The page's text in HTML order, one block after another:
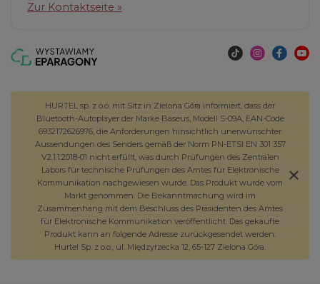
Zur Kontaktseite »
HURTEL sp. z o.o. mit Sitz in Zielona Góra informiert, dass der
Bluetooth-Autoplayer der Marke Baseus, Modell S-09A, EAN-Code
6932172626976, die Anforderungen hinsichtlich unerwünschter
Aussendungen des Senders gemäß der Norm PN-ETSI EN 301 357
V2.1.1:2018-01 nicht erfüllt, was durch Prüfungen des Zentralen
Labors für technische Prüfungen des Amtes für Elektronische
Kommunikation nachgewiesen wurde. Das Produkt wurde vom
Markt genommen. Die Bekanntmachung wird im
Zusammenhang mit dem Beschluss des Präsidenten des Amtes
für Elektronische Kommunikation veröffentlicht. Das gekaufte
Produkt kann an folgende Adresse zurückgesendet werden:
Hurtel Sp. z o.o., ul. Międzyrzecka 12, 65-127 Zielona Góra.